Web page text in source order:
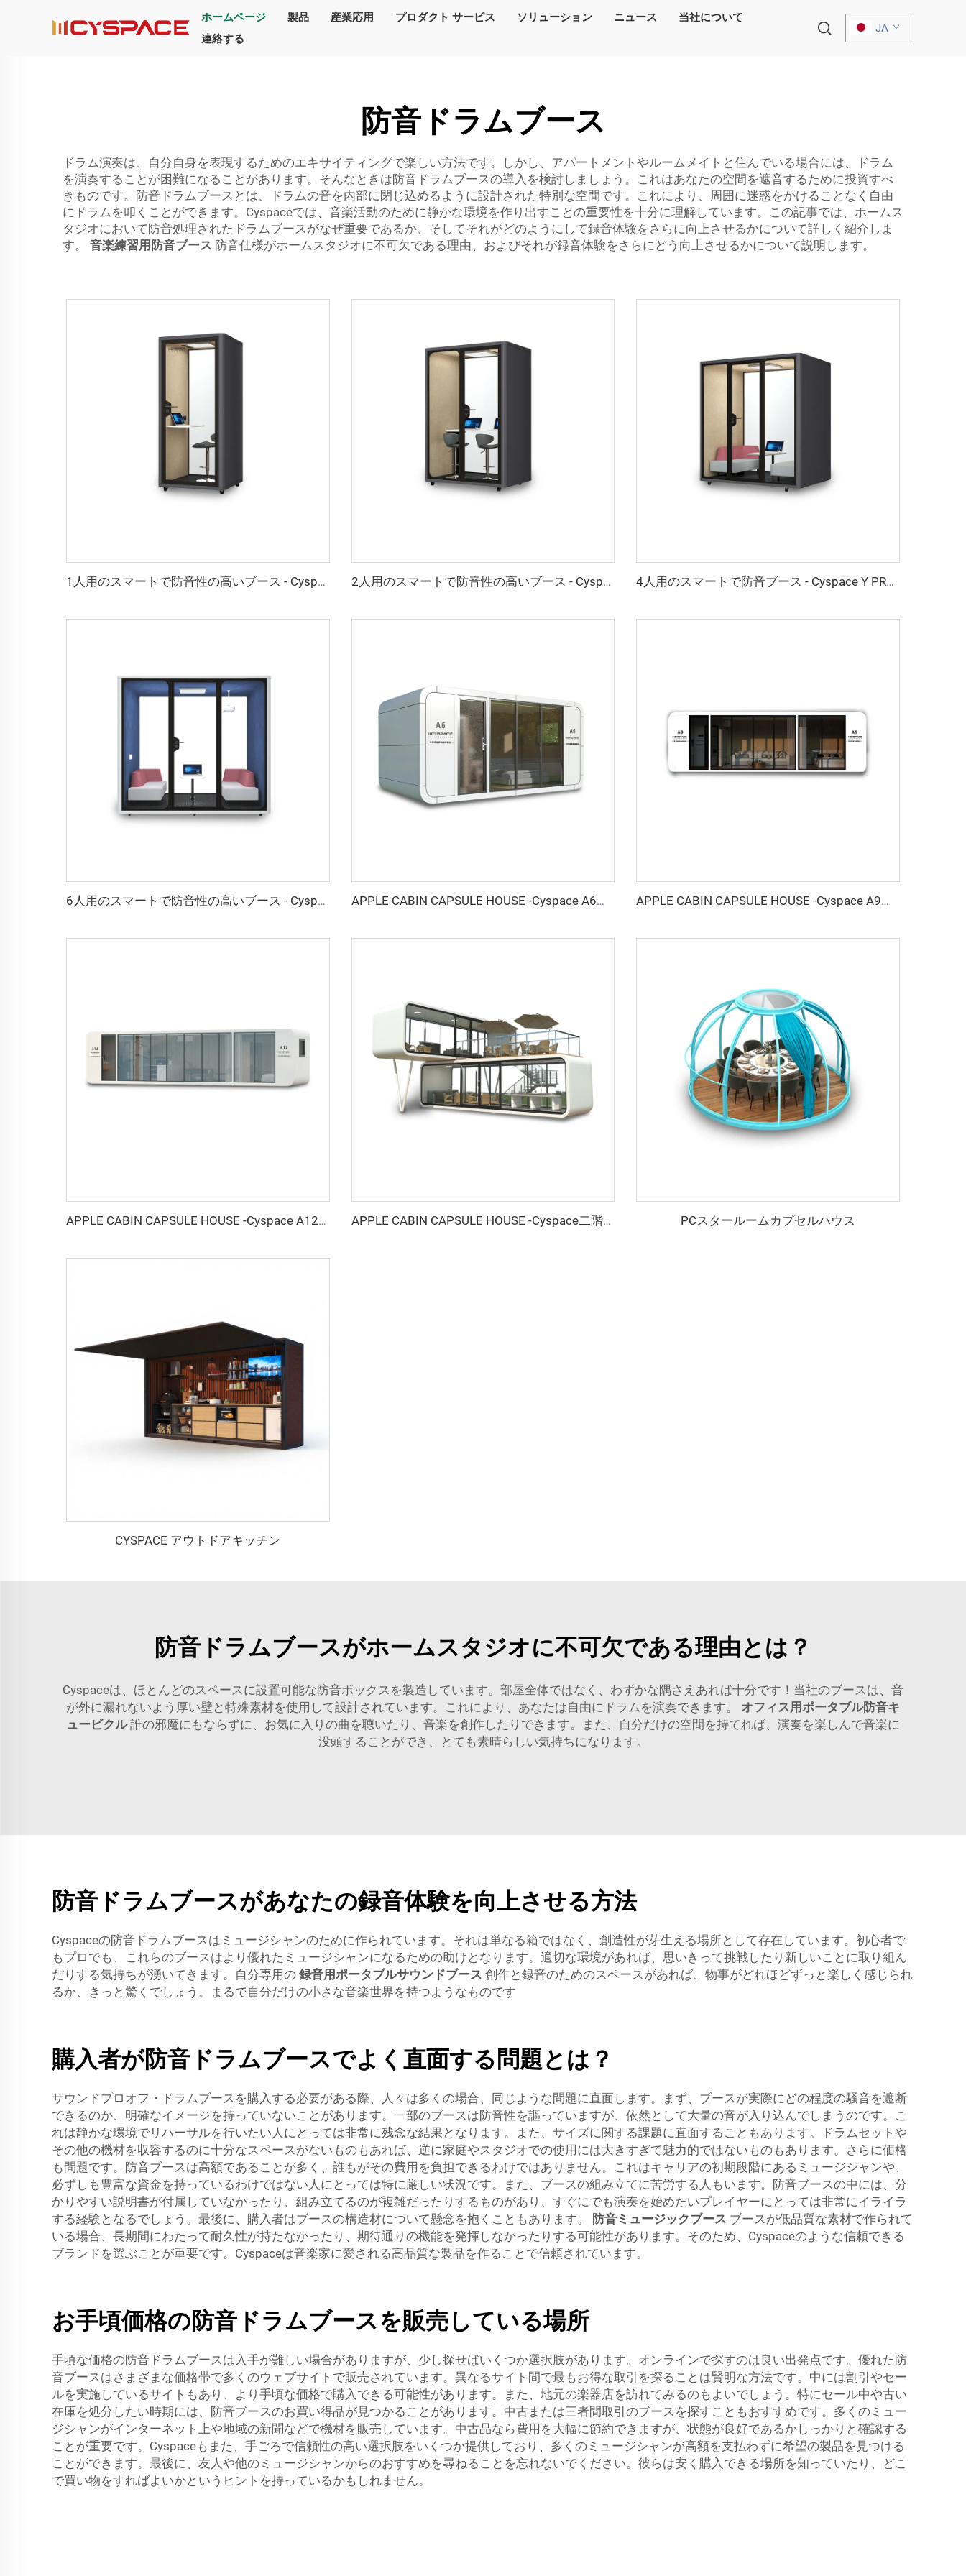
ホームページ 製品 産業応用 プロダクト サービス ソリューション ニュース
当社について
連絡する
JA
防音ドラムブース
ドラム演奏は、自分自身を表現するためのエキサイティングで楽しい方法です。しかし、アパートメントやルームメイトと住んでいる場合には、ドラム
を演奏することが困難になることがあります。そんなときは防音ドラムブースの導入を検討しましょう。これはあなたの空間を遮音するために投資すべ
きものです。防音ドラムブースとは、ドラムの音を内部に閉じ込めるように設計された特別な空間です。これにより、周囲に迷惑をかけることなく自由
にドラムを叩くことができます。Cyspaceでは、音楽活動のために静かな環境を作り出すことの重要性を十分に理解しています。この記事では、ホームス
タジオにおいて防音処理されたドラムブースがなぜ重要であるか、そしてそれがどのようにして録音体験をさらに向上させるかについて詳しく紹介しま
す。 音楽練習用防音ブース 防音仕様がホームスタジオに不可欠である理由、およびそれが録音体験をさらにどう向上させるかについて説明します。
1人用のスマートで防音性の高いブース - Cyspace Y PROシリーズ 2人用のスマートで防音性の高いブース - Cyspace Y PROシリーズ 4人用のスマートで防音ブース - Cyspace Y PROシリーズ
6人用のスマートで防音性の高いブース - Cyspace Y PROシリーズ APPLE CABIN CAPSULE HOUSE -Cyspace A6シリーズ APPLE CABIN CAPSULE HOUSE -Cyspace A9シリーズ
APPLE CABIN CAPSULE HOUSE -Cyspace A12シリーズ APPLE CABIN CAPSULE HOUSE -Cyspace二階建てシリーズ PCスタールームカプセルハウス
CYSPACE アウトドアキッチン
防音ドラムブースがホームスタジオに不可欠である理由とは？
Cyspaceは、ほとんどのスペースに設置可能な防音ボックスを製造しています。部屋全体ではなく、わずかな隅さえあれば十分です！当社のブースは、音
が外に漏れないよう厚い壁と特殊素材を使用して設計されています。これにより、あなたは自由にドラムを演奏できます。 オフィス用ポータブル防音キ
ュービクル誰の邪魔にもならずに、お気に入りの曲を聴いたり、音楽を創作したりできます。また、自分だけの空間を持てれば、演奏を楽しんで音楽に
没頭することができ、とても素晴らしい気持ちになります。
防音ドラムブースがあなたの録音体験を向上させる方法
Cyspaceの防音ドラムブースはミュージシャンのために作られています。それは単なる箱ではなく、創造性が芽生える場所として存在しています。初心者で
もプロでも、これらのブースはより優れたミュージシャンになるための助けとなります。適切な環境があれば、思いきって挑戦したり新しいことに取り組ん
だりする気持ちが湧いてきます。自分専用の 録音用ポータブルサウンドブース 創作と録音のためのスペースがあれば、物事がどれほどずっと楽しく感じられ
るか、きっと驚くでしょう。まるで自分だけの小さな音楽世界を持つようなものです
購入者が防音ドラムブースでよく直面する問題とは？
サウンドプロオフ・ドラムブースを購入する必要がある際、人々は多くの場合、同じような問題に直面します。まず、ブースが実際にどの程度の騒音を遮断
できるのか、明確なイメージを持っていないことがあります。一部のブースは防音性を謳っていますが、依然として大量の音が入り込んでしまうのです。こ
れは静かな環境でリハーサルを行いたい人にとっては非常に残念な結果となります。また、サイズに関する課題に直面することもあります。ドラムセットや
その他の機材を収容するのに十分なスペースがないものもあれば、逆に家庭やスタジオでの使用には大きすぎて魅力的ではないものもあります。さらに価格
も問題です。防音ブースは高額であることが多く、誰もがその費用を負担できるわけではありません。これはキャリアの初期段階にあるミュージシャンや、
必ずしも豊富な資金を持っているわけではない人にとっては特に厳しい状況です。また、ブースの組み立てに苦労する人もいます。防音ブースの中には、分
かりやすい説明書が付属していなかったり、組み立てるのが複雑だったりするものがあり、すぐにでも演奏を始めたいプレイヤーにとっては非常にイライラ
する経験となるでしょう。最後に、購入者はブースの構造材について懸念を抱くこともあります。 防音ミュージックブース ブースが低品質な素材で作られて
いる場合、長期間にわたって耐久性が持たなかったり、期待通りの機能を発揮しなかったりする可能性があります。そのため、Cyspaceのような信頼できる
ブランドを選ぶことが重要です。Cyspaceは音楽家に愛される高品質な製品を作ることで信頼されています。
お手頃価格の防音ドラムブースを販売している場所
手頃な価格の防音ドラムブースは入手が難しい場合がありますが、少し探せばいくつか選択肢があります。オンラインで探すのは良い出発点です。優れた防
音ブースはさまざまな価格帯で多くのウェブサイトで販売されています。異なるサイト間で最もお得な取引を探ることは賢明な方法です。中には割引やセー
ルを実施しているサイトもあり、より手頃な価格で購入できる可能性があります。また、地元の楽器店を訪れてみるのもよいでしょう。特にセール中や古い
在庫を処分したい時期には、防音ブースのお買い得品が見つかることがあります。中古または三者間取引のブースを探すこともおすすめです。多くのミュー
ジシャンがインターネット上や地域の新聞などで機材を販売しています。中古品なら費用を大幅に節約できますが、状態が良好であるかしっかりと確認する
ことが重要です。Cyspaceもまた、手ごろで信頼性の高い選択肢をいくつか提供しており、多くのミュージシャンが高額を支払わずに希望の製品を見つける
ことができます。最後に、友人や他のミュージシャンからのおすすめを尋ねることを忘れないでください。彼らは安く購入できる場所を知っていたり、どこ
で買い物をすればよいかというヒントを持っているかもしれません。